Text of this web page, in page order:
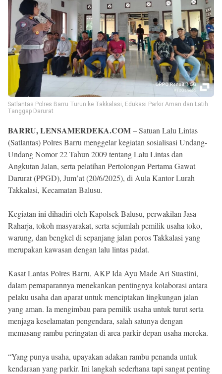
Satlantas Polres Barru Turun ke Takkalasi, Edukasi Parkir Aman dan Latih
Tanggap Darurat
BARRU, LENSAMERDEKA.COM– Satuan Lalu Lintas
(Satlantas) Polres Barru menggelar kegiatan sosialisasi Undang-
Undang Nomor 22 Tahun 2009 tentang Lalu Lintas dan
Angkutan Jalan, serta pelatihan Pertolongan Pertama Gawat
Darurat (PPGD), Jum’at (20/6/2025), di Aula Kantor Lurah
Takkalasi, Kecamatan Balusu.
Kegiatan ini dihadiri oleh Kapolsek Balusu, perwakilan Jasa
Raharja, tokoh masyarakat, serta sejumlah pemilik usaha toko,
warung, dan bengkel di sepanjang jalan poros Takkalasi yang
merupakan kawasan dengan lalu lintas padat.
Kasat Lantas Polres Barru, AKP Ida Ayu Made Ari Suastini,
dalam pemaparannya menekankan pentingnya kolaborasi antara
pelaku usaha dan aparat untuk menciptakan lingkungan jalan
yang aman. Ia mengimbau para pemilik usaha untuk turut serta
menjaga keselamatan pengendara, salah satunya dengan
memasang rambu peringatan di area parkir depan usaha mereka.
“Yang punya usaha, upayakan adakan rambu penanda untuk
kendaraan yang parkir. Ini langkah sederhana tapi sangat penting